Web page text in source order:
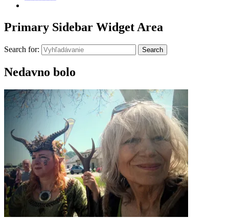
Primary Sidebar Widget Area
Search for: Search
Nedavno bolo